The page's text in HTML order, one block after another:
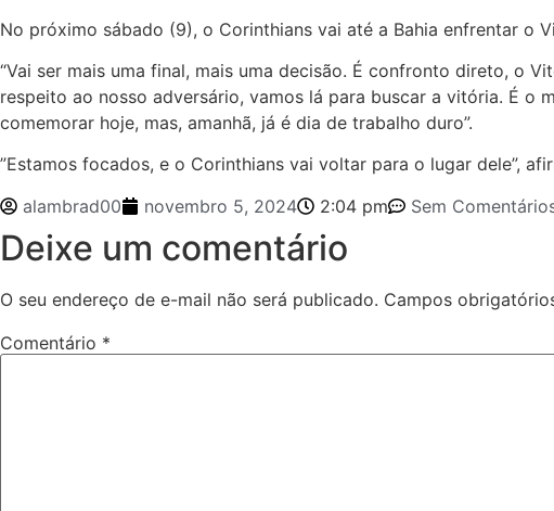
No próximo sábado (9), o Corinthians vai até a Bahia enfrentar o
“Vai ser mais uma final, mais uma decisão. É confronto direto, o
respeito ao nosso adversário, vamos lá para buscar a vitória. É
comemorar hoje, mas, amanhã, já é dia de trabalho duro”.
”Estamos focados, e o Corinthians vai voltar para o lugar dele”,
alambrad00
novembro 5, 2024 2:04 pm Sem
Deixe um comentário
O seu endereço de e-mail não será publicado. Campos
Comentário *